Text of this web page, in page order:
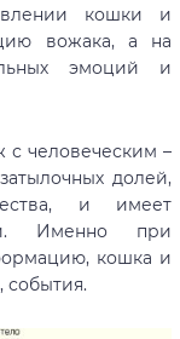
кошки и
вожака, а на
эмоций и
с человеческим –
долей,
и имеет
Именно при
кошка и